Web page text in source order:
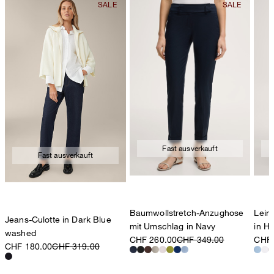
Fast ausverkauft
Jeans-Culotte in Dark Blue
washed
CHF 180.00CHF 319.00
Fast ausverkauft
Baumwollstretch-Anzughose
mit Umschlag in Navy
CHF 260.00CHF 349.00
in